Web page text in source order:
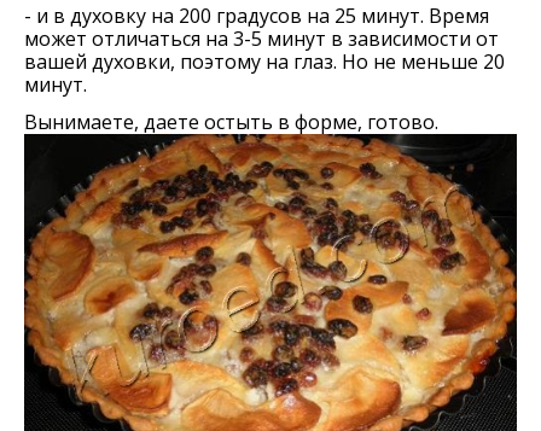
- и в духовку на 200 градусов на 25 минут. Время
может отличаться на 3-5 минут в зависимости от
вашей духовки, поэтому на глаз. Но не меньше 20
минут.
Вынимаете, даете остыть в форме, готово.